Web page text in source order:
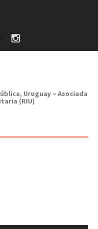
Uruguay – Asociada
(RIU)